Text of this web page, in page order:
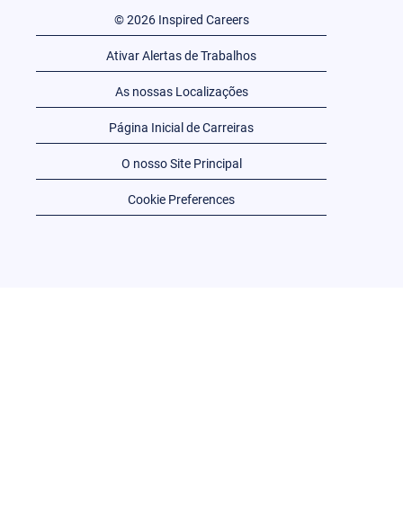
© 2026 Inspired Careers
Ativar Alertas de Trabalhos
As nossas Localizações
Página Inicial de Carreiras
O nosso Site Principal
Cookie Preferences